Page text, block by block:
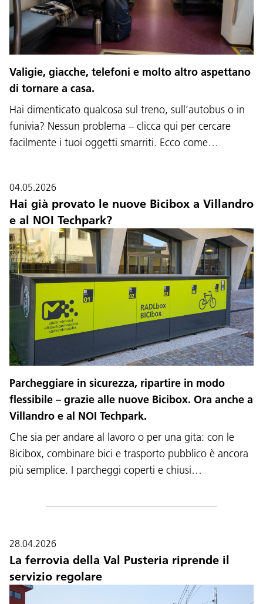
Valigie, giacche, telefoni e molto altro aspettano
di tornare a casa.
Hai dimenticato qualcosa sul treno, sull’autobus o in
funivia? Nessun problema – clicca qui per cercare
facilmente i tuoi oggetti smarriti. Ecco come…
04.05.2026
Hai già provato le nuove Bicibox a Villandro
e al NOI Techpark?
Parcheggiare in sicurezza, ripartire in modo
flessibile – grazie alle nuove Bicibox. Ora anche a
Villandro e al NOI Techpark.
Che sia per andare al lavoro o per una gita: con le
Bicibox, combinare bici e trasporto pubblico è ancora
più semplice. I parcheggi coperti e chiusi…
28.04.2026
La ferrovia della Val Pusteria riprende il
servizio regolare